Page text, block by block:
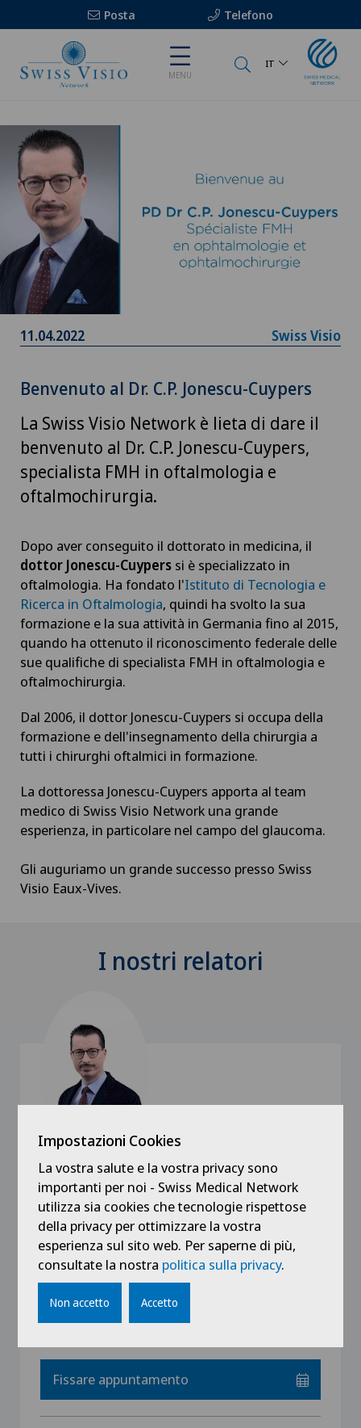
Posta Telefono
MENU
IT
11.04.2022 Swiss Visio
Benvenuto al Dr. C.P. Jonescu-Cuypers
La Swiss Visio Network è lieta di dare il
benvenuto al Dr. C.P. Jonescu-Cuypers,
specialista FMH in oftalmologia e
oftalmochirurgia.
Dopo aver conseguito il dottorato in medicina, il
dottor Jonescu-Cuypers si è specializzato in
oftalmologia. Ha fondato l'Istituto di Tecnologia e
Ricerca in Oftalmologia, quindi ha svolto la sua
formazione e la sua attività in Germania fino al 2015,
quando ha ottenuto il riconoscimento federale delle
sue qualifiche di specialista FMH in oftalmologia e
oftalmochirurgia.
Dal 2006, il dottor Jonescu-Cuypers si occupa della
formazione e dell'insegnamento della chirurgia a
tutti i chirurghi oftalmici in formazione.
La dottoressa Jonescu-Cuypers apporta al team
medico di Swiss Visio Network una grande
esperienza, in particolare nel campo del glaucoma.
Gli auguriamo un grande successo presso Swiss
Visio Eaux-Vives.
I nostri relatori
PD Dr. med. C.P. Jonescu-Cuypers
Specializzazione
Oftalmologia (oculistica),
Stella verde (glaucoma),
Chirurgia oculistica,
Vedi altro
Fissare appuntamento
Impostazioni Cookies
La vostra salute e la vostra privacy sono
importanti per noi - Swiss Medical Network
utilizza sia cookies che tecnologie rispettose
della privacy per ottimizzare la vostra
esperienza sul sito web. Per saperne di più,
consultate la nostra politica sulla privacy.
Non accetto Accetto